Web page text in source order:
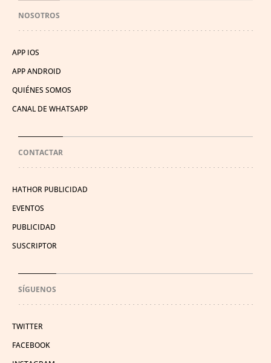
NOSOTROS
APP IOS
APP ANDROID
QUIÉNES SOMOS
CANAL DE WHATSAPP
CONTACTAR
HATHOR PUBLICIDAD
EVENTOS
PUBLICIDAD
SUSCRIPTOR
SÍGUENOS
TWITTER
FACEBOOK